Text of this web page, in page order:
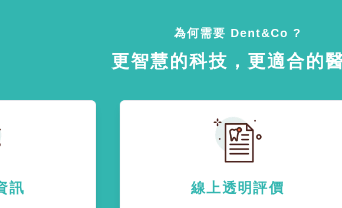
為何需要 Dent&Co ?
更智慧的科技，更適合的
訊 線上透明評價